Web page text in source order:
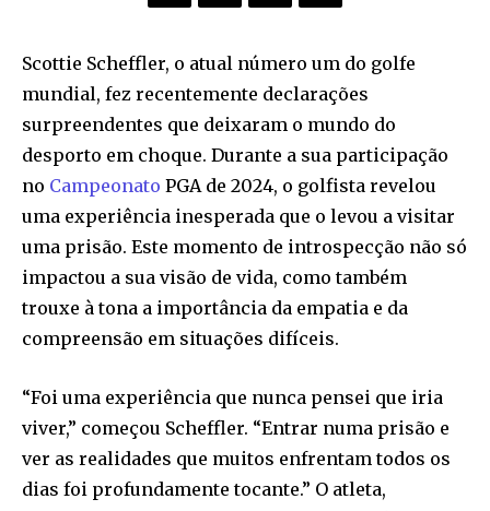
Scottie Scheffler, o atual número um do golfe
mundial, fez recentemente declarações
surpreendentes que deixaram o mundo do
desporto em choque. Durante a sua participação
no Campeonato PGA de 2024, o golfista revelou
uma experiência inesperada que o levou a visitar
uma prisão. Este momento de introspecção não só
impactou a sua visão de vida, como também
trouxe à tona a importância da empatia e da
compreensão em situações difíceis.
“Foi uma experiência que nunca pensei que iria
viver,” começou Scheffler. “Entrar numa prisão e
ver as realidades que muitos enfrentam todos os
dias foi profundamente tocante.” O atleta,